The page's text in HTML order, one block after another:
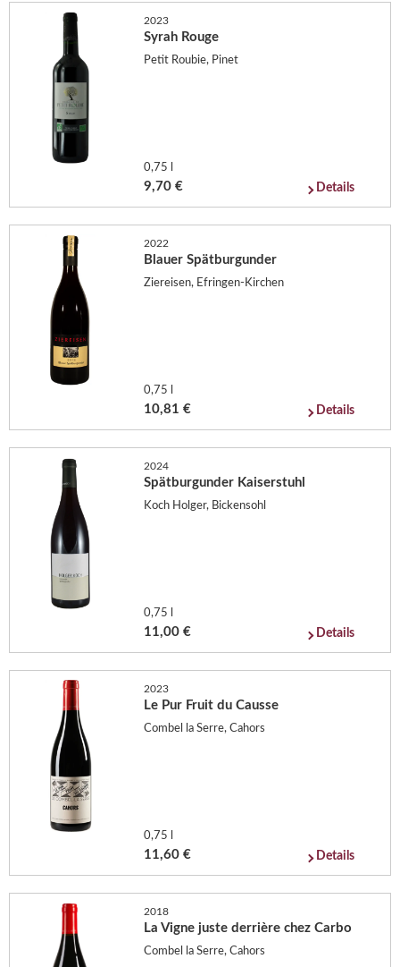
2023
Syrah Rouge
Petit Roubie, Pinet
0,75 l
9,70 € Details
2022
Blauer Spätburgunder
Ziereisen, Efringen-Kirchen
0,75 l
10,81 € Details
2024
Spätburgunder Kaiserstuhl
Koch Holger, Bickensohl
0,75 l
11,00 € Details
2023
Le Pur Fruit du Causse
Combel la Serre, Cahors
0,75 l
11,60 € Details
2018
La Vigne juste derrière chez Carbo
Combel la Serre, Cahors